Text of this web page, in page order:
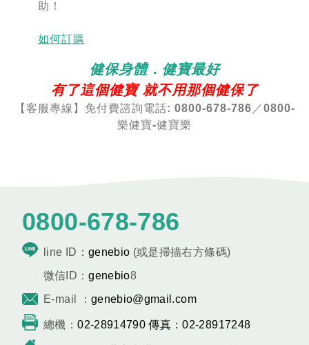
助！
如何訂購
健保身體．健寶最好
有了這個健寶 就不用那個健保了
【客服專線】免付費諮詢電話: 0800-678-786／0800-
樂健寶-健寶樂
0800-678-786
line ID： genebio (或是掃描右方條碼)
微信ID：genebio8
E-mail ： genebio@gmail.com
總機：02-28914790 傳真：02-28917248